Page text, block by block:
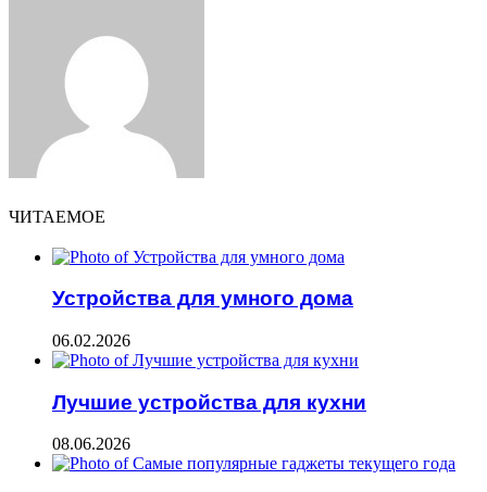
ЧИТАЕМОЕ
Устройства для умного дома
06.02.2026
Лучшие устройства для кухни
08.06.2026